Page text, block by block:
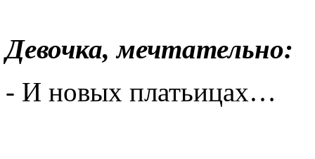
Девочка, мечтательно:
- И новых платьицах…